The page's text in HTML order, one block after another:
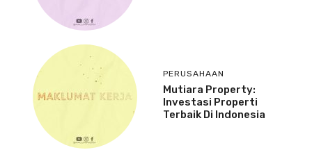
PERUSAHAAN
Mutiara Property:
Investasi Properti
Terbaik Di Indonesia